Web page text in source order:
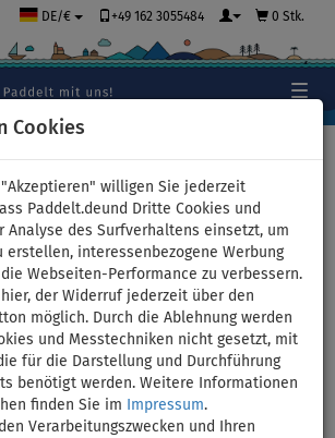
Cookies
willigen Sie jederzeit
Paddelt.deund Dritte Cookies und
Analyse des Surfverhaltens einsetzt, um
erstellen, interessenbezogene Werbung
Webseiten-Performance zu verbessern.
der Widerruf jederzeit über den
möglich. Durch die Ablehnung werden
und Messtechniken nicht gesetzt, mit
für die Darstellung und Durchführung
benötigt werden. Weitere Informationen
finden Sie im
Impressum.
Verarbeitungszwecken und Ihren
DE/€ +49 162 3055484 0 Stk.
- Paddelt in eurer